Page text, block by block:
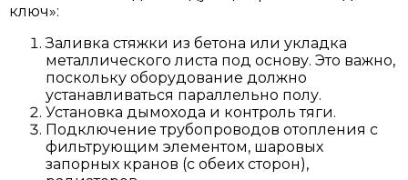
ключ»:
Заливка стяжки из бетона или укладка
металлического листа под основу. Это важно,
поскольку оборудование должно
устанавливаться параллельно полу.
Установка дымохода и контроль тяги.
Подключение трубопроводов отопления с
фильтрующим элементом, шаровых
запорных кранов (с обеих сторон),